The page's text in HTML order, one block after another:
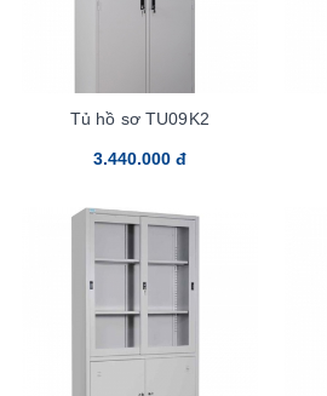
Tủ hồ sơ TU09K2
3.440.000 đ